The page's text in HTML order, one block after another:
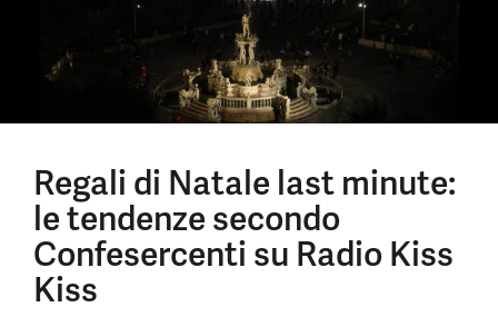
Regali di Natale last minute:
le tendenze secondo
Confesercenti su Radio Kiss
Kiss